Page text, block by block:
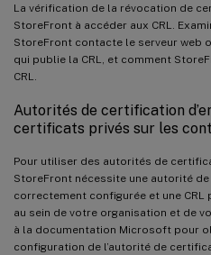
La vérification de la révocation de
StoreFront à accéder aux CRL.
StoreFront contacte le serveur web
qui publie la CRL, et comment
CRL.
Autorités de certification
certificats privés sur les
Pour utiliser des autorités de
StoreFront nécessite une autorité
correctement configurée et une
au sein de votre organisation et de
à la documentation Microsoft pour
configuration de l’autorité de